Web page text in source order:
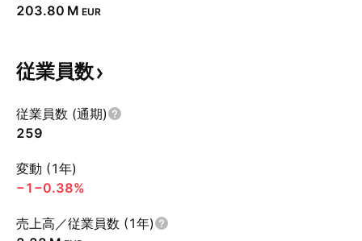
‪203.80 M‬ EUR
従業員数
従業員数 (通期)
259
変動 (1年)
−1 −0.38%
売上高／従業員数 (1年)